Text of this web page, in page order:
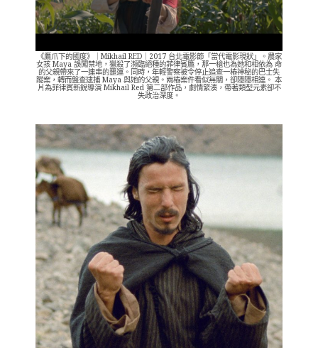
《鷹爪下的國度》｜Mikhail RED｜2017 台北電影節「當代電影現狀」。農家
女孩 Maya 誤闖禁地，獵殺了瀕臨絕種的菲律賓鷹，那一槍也為她和相依為 命
的父親帶來了一連串的噩運。同時，年輕警察被令停止追查一樁神秘的巴士失
蹤案，轉而盤查逮捕 Maya 與她的父親。兩樁案件看似無關，卻隱隱相連。 本
片為菲律賓新銳導演 Mikhail Red 第二部作品，劇情緊湊，帶著類型元素卻不
失政治深度。